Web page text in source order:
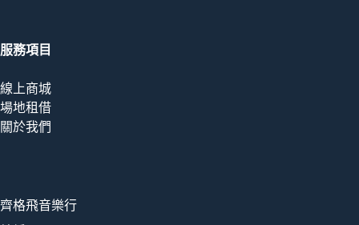
選
服務項目
線上商城
場地租借
關於我們
齊格飛音樂行